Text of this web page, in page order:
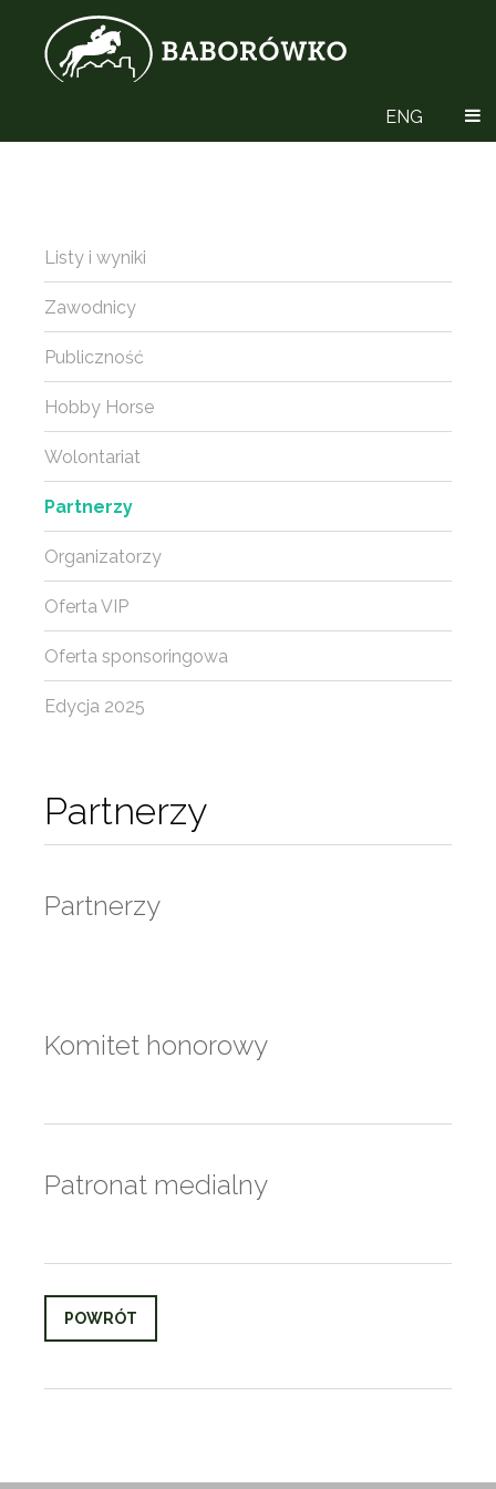
ENG
Partnerzy
Partnerzy
Komitet honorowy
Patronat medialny
POWRÓT
Listy i wyniki
Zawodnicy
Publiczność
Hobby Horse
Wolontariat
Partnerzy
Organizatorzy
Oferta VIP
Oferta sponsoringowa
Edycja 2025